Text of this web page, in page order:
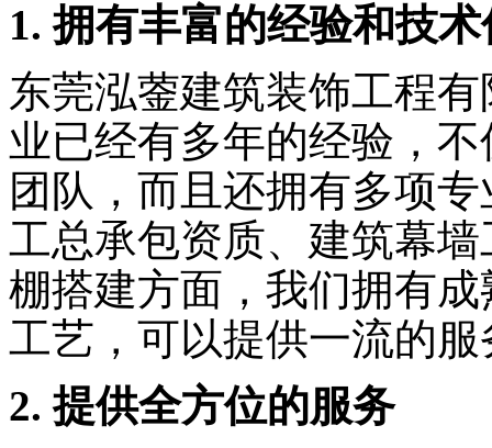
1. 拥有丰富的经验和技
东莞泓蓥建筑装饰工程
业已经有多年的经验，
团队，而且还拥有多项
工总承包资质、建筑幕
棚搭建方面，我们拥有
工艺，可以提供一流的
2. 提供全方位的服务